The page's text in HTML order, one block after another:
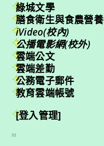
綠城文學
膳食衛生與食農營養
iVideo(校內)
公播電影網(校外)
雲端公文
雲端差勤
公務電子郵件
教育雲端帳號
[登入管理]
:::